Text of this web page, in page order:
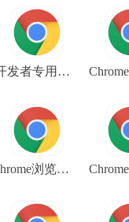
开发者专用的 Google Chrome 谷歌浏览器下载 chrome_win32_dev_103.0.5042.0
chrome浏览器开发版下载(chrome_win64_dev_109.0.5414.10)